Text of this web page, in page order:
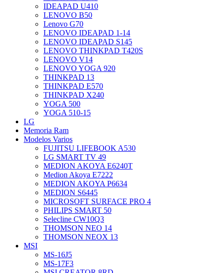
IDEAPAD U410
LENOVO B50
Lenovo G70
LENOVO IDEAPAD 1-14
LENOVO IDEAPAD S145
LENOVO THINKPAD T420S
LENOVO V14
LENOVO YOGA 920
THINKPAD 13
THINKPAD E570
THINKPAD X240
YOGA 500
YOGA 510-15
LG
Memoria Ram
Modelos Varios
FUJITSU LIFEBOOK A530
LG SMART TV 49
MEDION AKOYA E6240T
Medion Akoya E7222
MEDION AKOYA P6634
MEDION S6445
MICROSOFT SURFACE PRO 4
PHILIPS SMART 50
Selecline CW10Q3
THOMSON NEO 14
THOMSON NEOX 13
MSI
MS-16J5
MS-17F3